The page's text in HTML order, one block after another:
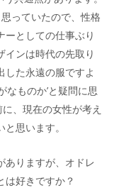
思っていたので、性格
ーとしての仕事ぶり
インは時代の先取り
した永遠の服ですよ
なものか’と疑問に思
、現在の女性が考え
思います。
ありますが、オドレ
は好きですか？